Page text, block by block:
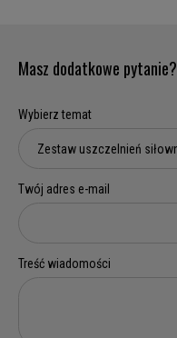
Masz dodatkowe pytanie?